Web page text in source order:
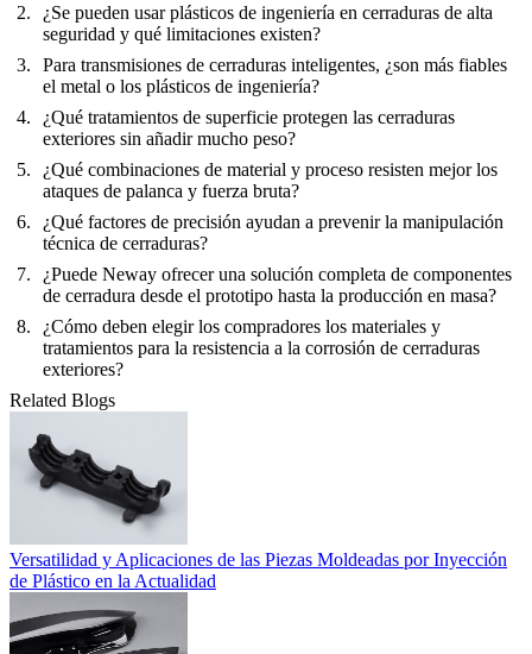
¿Se pueden usar plásticos de ingeniería en cerraduras de alta
seguridad y qué limitaciones existen?
Para transmisiones de cerraduras inteligentes, ¿son más fiables
el metal o los plásticos de ingeniería?
¿Qué tratamientos de superficie protegen las cerraduras
exteriores sin añadir mucho peso?
¿Qué combinaciones de material y proceso resisten mejor los
ataques de palanca y fuerza bruta?
¿Qué factores de precisión ayudan a prevenir la manipulación
técnica de cerraduras?
¿Puede Neway ofrecer una solución completa de componentes
de cerradura desde el prototipo hasta la producción en masa?
¿Cómo deben elegir los compradores los materiales y
tratamientos para la resistencia a la corrosión de cerraduras
exteriores?
Related Blogs
Versatilidad y Aplicaciones de las Piezas Moldeadas por Inyección
de Plástico en la Actualidad